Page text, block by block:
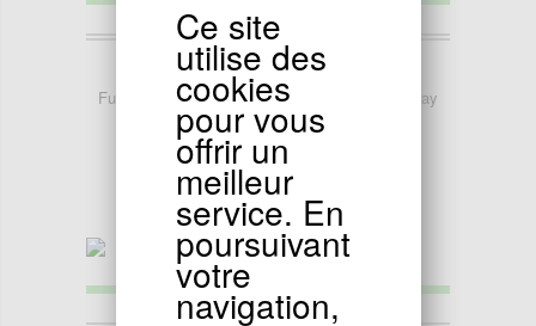
47.50EUR
Fusée de Direction Gauche pour Quads Shineray
350ST-2E (Noire)
Ce site
utilise des
cookies
pour vous
offrir un
meilleur
service. En
poursuivant
votre
navigation,